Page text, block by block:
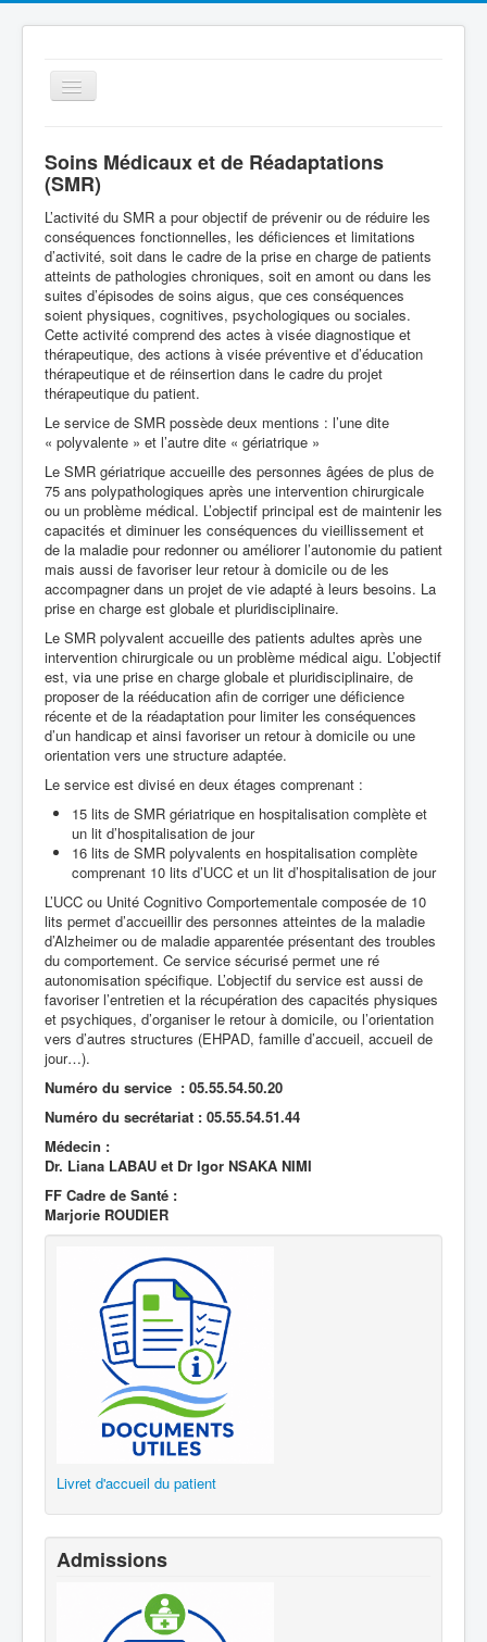
Basculer
la
Le Centre Hospitalier
Espace Patient
Les services
Qualité
Offres d'emplois
Cellule Ville Hôpital
Santé Publique
Soins Médicaux et de Réadaptations
(SMR)
L’activité du SMR a pour objectif de prévenir ou de réduire les
conséquences fonctionnelles, les déficiences et limitations
d’activité, soit dans le cadre de la prise en charge de patients
atteints de pathologies chroniques, soit en amont ou dans les
suites d’épisodes de soins aigus, que ces conséquences
soient physiques, cognitives, psychologiques ou sociales.
Cette activité comprend des actes à visée diagnostique et
thérapeutique, des actions à visée préventive et d’éducation
thérapeutique et de réinsertion dans le cadre du projet
thérapeutique du patient.
Le service de SMR possède deux mentions : l’une dite
« polyvalente » et l’autre dite « gériatrique »
Le SMR gériatrique accueille des personnes âgées de plus de
75 ans polypathologiques après une intervention chirurgicale
ou un problème médical. L’objectif principal est de maintenir les
capacités et diminuer les conséquences du vieillissement et
de la maladie pour redonner ou améliorer l’autonomie du patient
mais aussi de favoriser leur retour à domicile ou de les
accompagner dans un projet de vie adapté à leurs besoins. La
prise en charge est globale et pluridisciplinaire.
Le SMR polyvalent accueille des patients adultes après une
intervention chirurgicale ou un problème médical aigu. L’objectif
est, via une prise en charge globale et pluridisciplinaire, de
proposer de la rééducation afin de corriger une déficience
récente et de la réadaptation pour limiter les conséquences
d’un handicap et ainsi favoriser un retour à domicile ou une
orientation vers une structure adaptée.
Le service est divisé en deux étages comprenant :
15 lits de SMR gériatrique en hospitalisation complète et
un lit d’hospitalisation de jour
16 lits de SMR polyvalents en hospitalisation complète
comprenant 10 lits d’UCC et un lit d’hospitalisation de jour
L’UCC ou Unité Cognitivo Comportementale composée de 10
lits permet d’accueillir des personnes atteintes de la maladie
d’Alzheimer ou de maladie apparentée présentant des troubles
du comportement. Ce service sécurisé permet une ré
autonomisation spécifique. L’objectif du service est aussi de
favoriser l’entretien et la récupération des capacités physiques
et psychiques, d’organiser le retour à domicile, ou l’orientation
vers d’autres structures (EHPAD, famille d’accueil, accueil de
jour…).
Numéro du service : 05.55.54.50.20
Numéro du secrétariat : 05.55.54.51.44
Médecin :
Dr. Liana LABAU et Dr Igor NSAKA NIMI
FF Cadre de Santé :
Marjorie ROUDIER
Livret d'accueil du patient
Admissions